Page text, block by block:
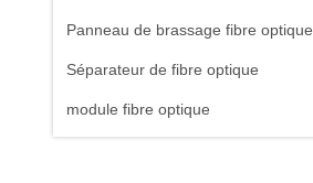
Panneau de brassage fibre optique
Séparateur de fibre optique
module fibre optique